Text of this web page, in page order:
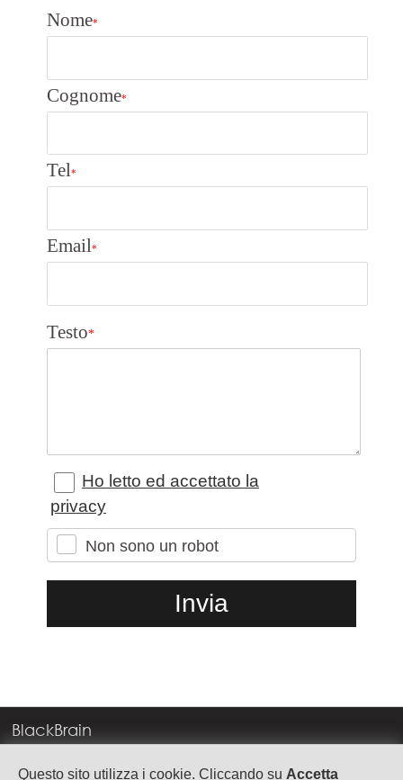
Questo sito utilizza i cookie. Cliccando su Accetta
Nome*
Cognome*
Tel*
Email*
Testo*
Ho letto ed accettato la
privacy
Non sono un robot
BlackBrain
Corso Milano, 83